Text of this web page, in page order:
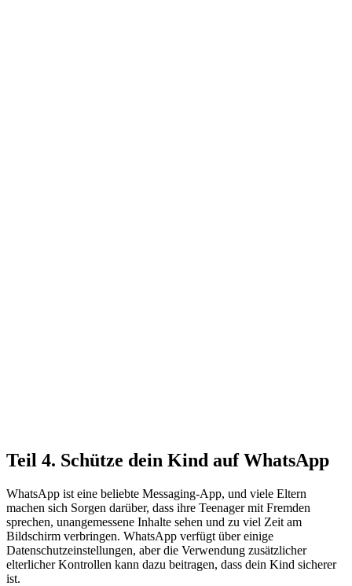
Teil 4. Schütze dein Kind auf WhatsApp
WhatsApp ist eine beliebte Messaging-App, und viele Eltern
machen sich Sorgen darüber, dass ihre Teenager mit Fremden
sprechen, unangemessene Inhalte sehen und zu viel Zeit am
Bildschirm verbringen. WhatsApp verfügt über einige
Datenschutzeinstellungen, aber die Verwendung zusätzlicher
elterlicher Kontrollen kann dazu beitragen, dass dein Kind sicherer
ist.